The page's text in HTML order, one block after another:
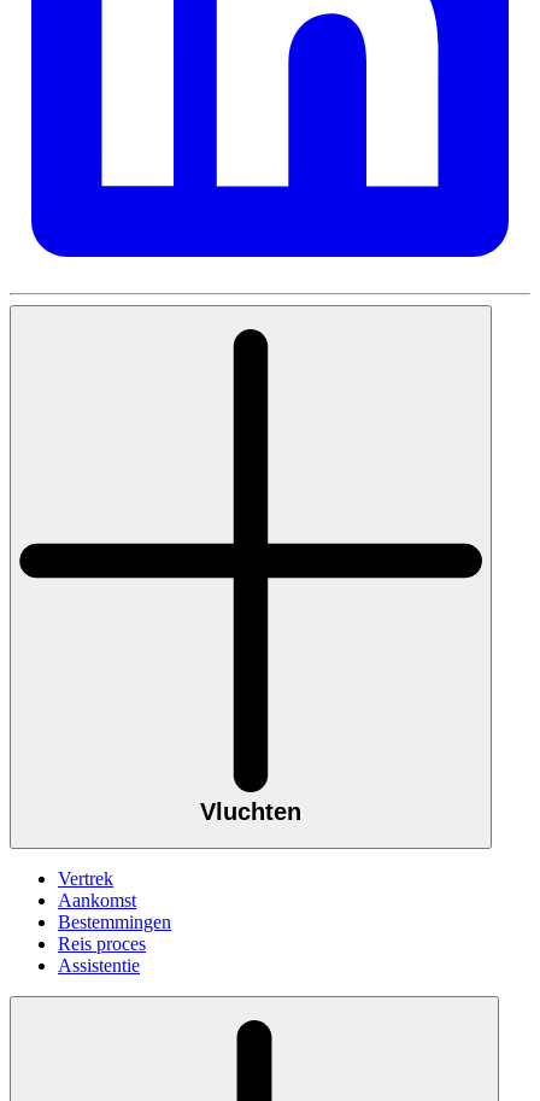
Vluchten
Vertrek
Aankomst
Bestemmingen
Reis proces
Assistentie